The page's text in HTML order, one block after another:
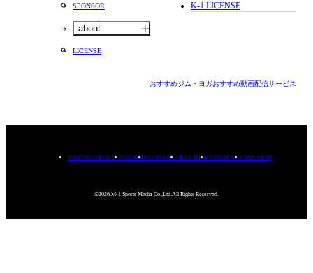
SPONSOR
about
LICENSE
K-1 LICENSE
おすすめジム・ヨガおすすめ動画配信サービス
PRIVACYPOLICYTERMSCONTACTRECRUITCOMPANYMISSION
©2026.M-1 Sports Media Co.,Ltd.All Rights Reserved.